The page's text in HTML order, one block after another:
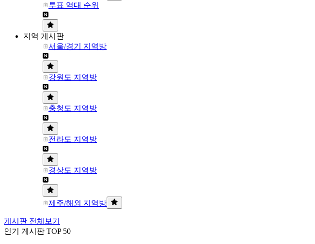
투표 역대 순위
지역 게시판
서울/경기 지역방
강원도 지역방
충청도 지역방
전라도 지역방
경상도 지역방
제주/해외 지역방
게시판 전체보기
인기 게시판 TOP 50